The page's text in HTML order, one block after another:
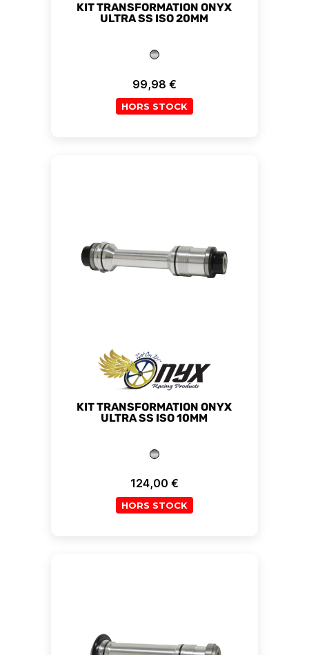
KIT TRANSFORMATION ONYX
ULTRA SS ISO 20MM
Prix
99,98 €
HORS STOCK
KIT TRANSFORMATION ONYX
ULTRA SS ISO 10MM
Prix
124,00 €
HORS STOCK